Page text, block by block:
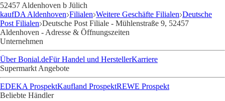
52457 Aldenhoven b Jülich
kaufDA Aldenhoven Filialen Weitere Geschäfte Filialen Deutsche
Post Filialen Deutsche Post Filiale - Mühlenstraße 9, 52457
Aldenhoven - Adresse & Öffnungszeiten
Unternehmen
Über Bonial.deFür Handel und HerstellerKarriere
Supermarkt Angebote
EDEKA ProspektKaufland ProspektREWE Prospekt
Beliebte Händler